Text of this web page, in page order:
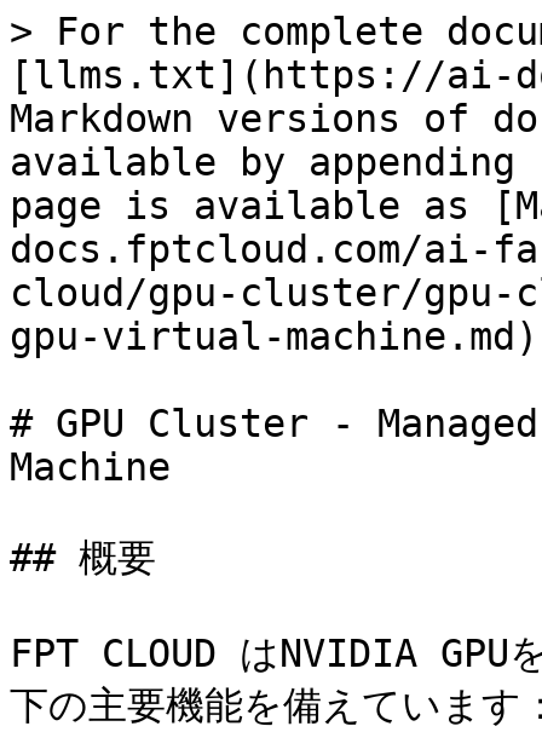
> For the complete
[llms.txt](https://ai-
Markdown versions of
available by
page is available as
docs.fptcloud.com/ai-
cloud/gpu-cluster/gpu-
gpu-virtual-
# GPU Cluster -
Machine
## 概要
FPT CLOUD はNVIDIA
下の主要機能を備えています